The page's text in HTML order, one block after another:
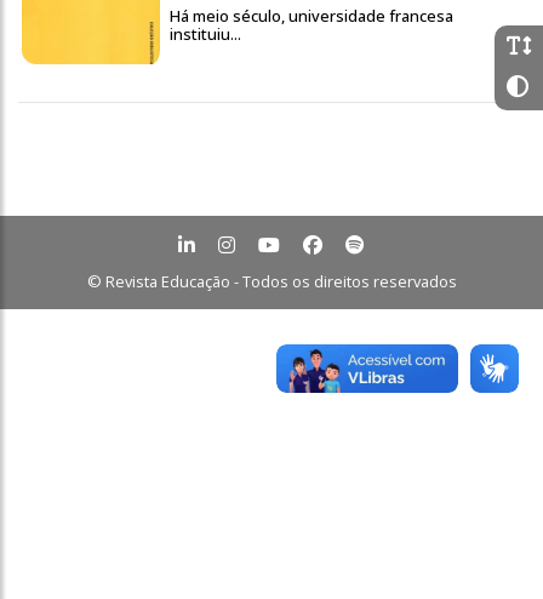
Há meio século, universidade francesa
instituiu...
© Revista Educação - Todos os direitos reservados